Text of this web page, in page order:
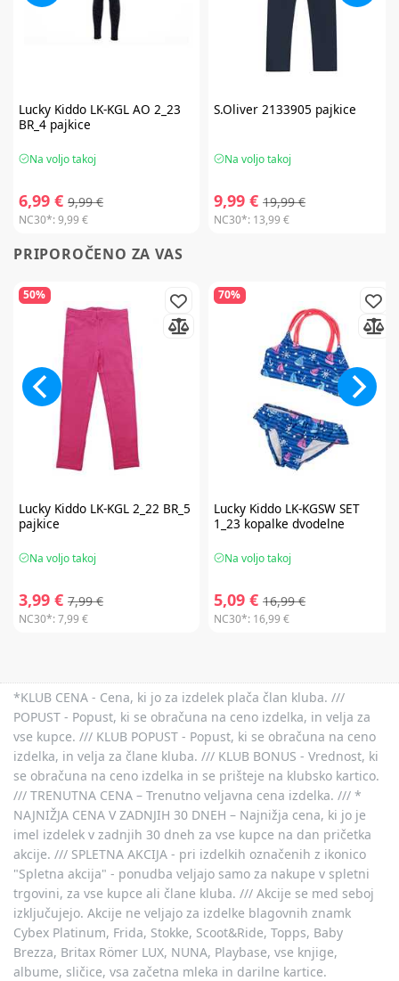
Lucky KiddoLK-KGL AO 2_23
BR_4 pajkice
Na voljo takoj
6,99 € 9,99 €
NC30*:9,99 €
S.Oliver2133905 pajkice
Na voljo takoj
9,99 € 19,99 €
NC30*: 13,99 €
PRIPOROČENO ZA VAS
50%
Lucky KiddoLK-KGL 2_22 BR_5
pajkice
Na voljo takoj
3,99 € 7,99 €
NC30*:7,99 €
70%
Lucky KiddoLK-KGSW SET
1_23 kopalke dvodelne
Na voljo takoj
5,09 € 16,99 €
NC30*: 16,99 €
*KLUB CENA - Cena, ki jo za izdelek plača član kluba. ///
POPUST - Popust, ki se obračuna na ceno izdelka, in velja za
vse kupce. /// KLUB POPUST - Popust, ki se obračuna na ceno
izdelka, in velja za člane kluba. /// KLUB BONUS - Vrednost, ki
se obračuna na ceno izdelka in se prišteje na klubsko kartico.
/// TRENUTNA CENA – Trenutno veljavna cena izdelka. /// *
NAJNIŽJA CENA V ZADNJIH 30 DNEH – Najnižja cena, ki jo je
imel izdelek v zadnjih 30 dneh za vse kupce na dan pričetka
akcije. /// SPLETNA AKCIJA - pri izdelkih označenih z ikonico
"Spletna akcija" - ponudba veljajo samo za nakupe v spletni
trgovini, za vse kupce ali člane kluba. /// Akcije se med seboj
izključujejo. Akcije ne veljajo za izdelke blagovnih znamk
Cybex Platinum, Frida, Stokke, Scoot&Ride, Topps, Baby
Brezza, Britax Römer LUX, NUNA, Playbase, vse knjige,
albume, sličice, vsa začetna mleka in darilne kartice.